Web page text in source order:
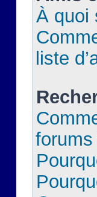
À quoi
liste
forums